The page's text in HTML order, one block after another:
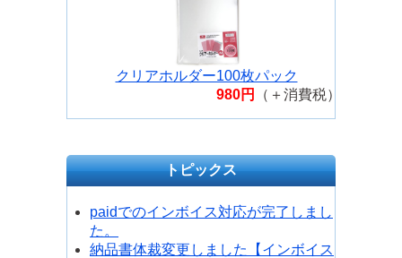
クリアホルダー100枚パック
980円
（＋消費税）
トピックス
paidでのインボイス対応が完了しまし
た。
納品書体裁変更しました【インボイス